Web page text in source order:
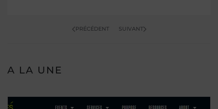
PRÉCÉDENT SUIVANT
A LA UNE